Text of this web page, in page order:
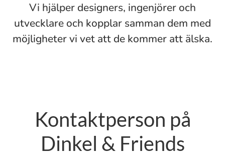
Vi hjälper designers, ingenjörer och
utvecklare och kopplar samman dem med
möjligheter vi vet att de kommer att älska.
Kontaktperson på
Dinkel & Friends